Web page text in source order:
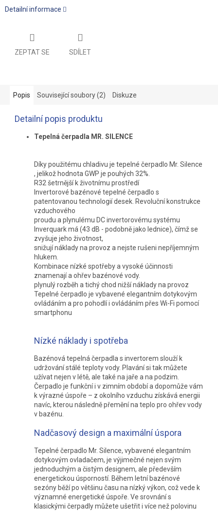
Detailní informace
ZEPTAT SE SDÍLET
Popis Související soubory (2) Diskuze
Detailní popis produktu
Tepelná čerpadla MR. SILENCE
Díky použitému chladivu je tepelné čerpadlo Mr. Silence
, jelikož hodnota GWP je pouhých 32%.
R32 šetrnější k životnímu prostředí
Invertorové bazénové tepelné čerpadlo s
patentovanou technologií desek. Revoluční konstrukce
vzduchového
proudu a plynulému DC invertorovému systému
Inverquark má (43 dB - podobně jako lednice), čímž se
zvyšuje jeho životnost,
snižují náklady na provoz a nejste rušeni nepříjemným
hlukem.
Kombinace nízké spotřeby a vysoké účinnosti
znamenají a ohřev bazénové vody.
plynulý rozběh a tichý chod nižší náklady na provoz
Tepelné čerpadlo je vybavené elegantním dotykovým
ovládáním a pro pohodlí i ovládáním přes Wi-Fi pomocí
smartphonu
Nízké náklady i spotřeba
Bazénová tepelná čerpadla s invertorem slouží k
udržování stálé teploty vody. Plavání si tak můžete
užívat nejen v létě, ale také na jaře a na podzim.
Čerpadlo je funkční i v zimním období a dopomůže vám
k výrazné úspoře – z okolního vzduchu získává energii
navíc, kterou následně přemění na teplo pro ohřev vody
v bazénu.
Nadčasový design a maximální úspora
Tepelné čerpadlo Mr. Silence, vybavené elegantním
dotykovým ovladačem, je výjimečné nejen svým
jednoduchým a čistým designem, ale především
energetickou úsporností. Během letní bazénové
sezóny běží po většinu času na nízký výkon, což vede k
významné energetické úspoře. Ve srovnání s
klasickými čerpadly můžete ušetřit i více než polovinu